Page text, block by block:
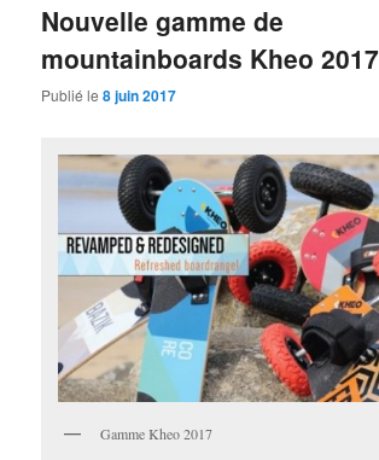
Nouvelle gamme de
mountainboards Kheo 2017
Publié le8 juin 2017
Gamme Kheo 2017